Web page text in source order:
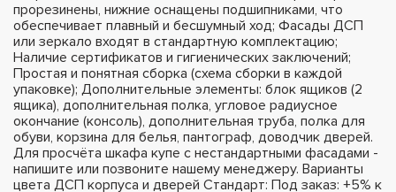
прорезинены, нижние оснащены подшипниками, что
обеспечивает плавный и бесшумный ход; Фасады ДСП
или зеркало входят в стандартную комплектацию;
Наличие сертификатов и гигиенических заключений;
Простая и понятная сборка (схема сборки в каждой
упаковке); Дополнительные элементы: блок ящиков (2
ящика), дополнительная полка, угловое радиусное
окончание (консоль), дополнительная труба, полка для
обуви, корзина для белья, пантограф, доводчик дверей.
Для просчёта шкафа купе с нестандартными фасадами -
напишите или позвоните нашему менеджеру. Варианты
цвета ДСП корпуса и дверей Стандарт: Под заказ: +5% к